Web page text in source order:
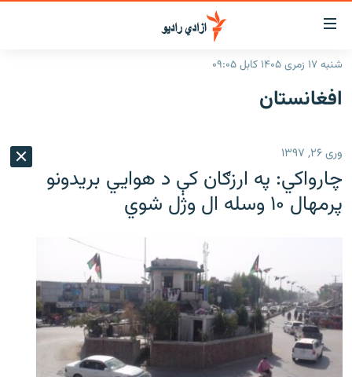
د
لاسرسۍ
وړ
لېنکونه
اصلي
ورتلل
اصلي
مېنو
لټون
پاڼې
ته
مراجعه
کورپاڼه
راپورونه
سیمه
منځنی ختیځ
افغانستان
د خپرونو جدول
مرکې
ورزش
د کډوالۍ بحران
'کووېډ-۱۹'
اړیکه
شنبه ۱۷ زمری ۱۴۰۵ کابل ۰۹:۰۵
افغانستان
وری ۲۶, ۱۳۹۷
چارواکي: په ارزګان کې د هوايي بریدونو
پرمهال ۱۰ وسله ال وژل شوي